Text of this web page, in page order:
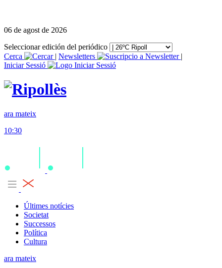
06 de agost de 2026
Seleccionar edición del periódico
Cerca
| Newsletters
|
Iniciar Sessió
ara mateix
10:30
Últimes notícies
Societat
Successos
Política
Cultura
ara mateix